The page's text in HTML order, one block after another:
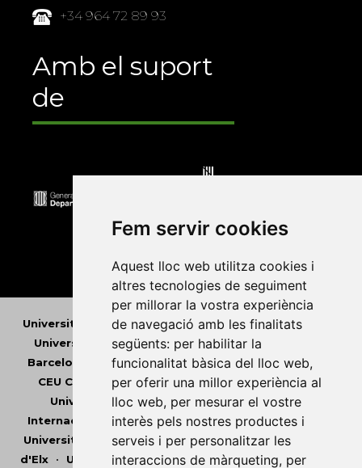
Fem servir cookies
Aquest lloc web utilitza cookies i
altres tecnologies de seguiment
per millorar la vostra experiència
de navegació amb les finalitats
següents: per habilitar la
funcionalitat bàsica del lloc web,
per oferir una millor experiència al
lloc web, per mesurar el vostre
interès pels nostres productes i
serveis i per personalitzar les
interaccions de màrqueting, per
+34 964 72 89 93
Amb el suport
de
Universitat Abat Oliba CEU•Universitat d'Alacant
Universitat d'Andorra•Universitat Autònoma de
Barcelona
Universitat de Barcelona•Universitat
CEU Cardenal Herrera•Universitat de Girona •
Universitat de les Illes Balears• Universitat
Internacional de Catalunya•Universitat Jaume I
Universitat de Lleida• Universitat Miguel Hernández
d'Elx• Universitat Oberta de Catalunya•Universitat